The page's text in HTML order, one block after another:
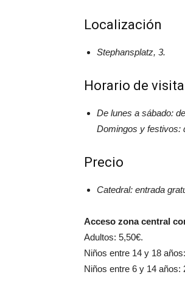
Localización
Stephansplatz, 3.
Horario de visita
De lunes a sábado:
Domingos y festivos:
Precio
Catedral: entrada
Acceso zona central
Adultos: 5,50€.
Niños entre 14 y 18
Niños entre 6 y 14 años: